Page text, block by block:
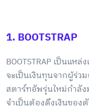
1. BOOTSTRAP
BOOTSTRAP เป็นแห
จะเป็นเงินทุนจากผู้ร่ว
สตาร์ทอัพรุ่นใหม่กำลัง
จำเป็นต้องดึงเงินของ